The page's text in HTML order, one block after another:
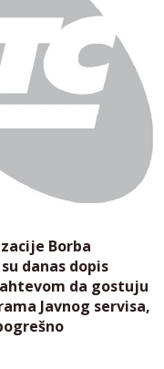
Borba
danas dopis
da gostuju
Javnog servisa,